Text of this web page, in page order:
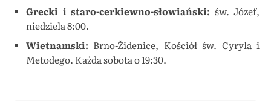
Grecki i staro-cerkiewno-słowiański: św. Józef,
niedziela 8:00.
Wietnamski: Brno-Židenice, Kościół św. Cyryla i
Metodego. Każda sobota o 19:30.